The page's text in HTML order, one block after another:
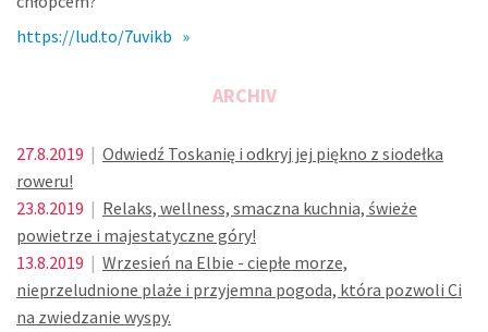
https://lud.to/7uvikb »
ARCHIV
27.8.2019 | Odwiedź Toskanię i odkryj jej piękno z siodełka
roweru!
23.8.2019 | Relaks, wellness, smaczna kuchnia, świeże
powietrze i majestatyczne góry!
13.8.2019 | Wrzesień na Elbie - ciepłe morze,
nieprzeludnione plaże i przyjemna pogoda, która pozwoli Ci
na zwiedzanie wyspy.